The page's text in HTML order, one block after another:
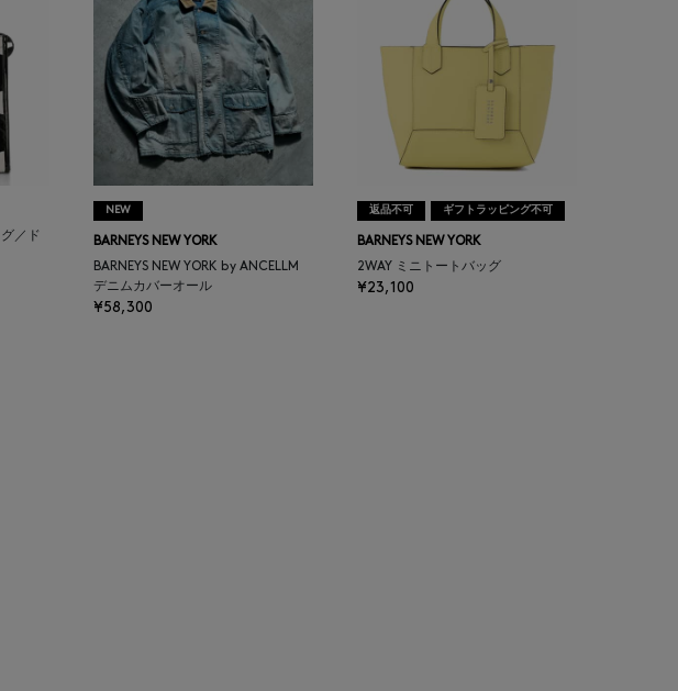
／ド
NEW
BARNEYS NEW YORK
BARNEYS NEW YORK by ANCELLM
デニムカバーオール
¥58,300
返品不可 ギフトラッピング不可
BARNEYS NEW YORK
2WAY ミニトートバッグ
¥23,100